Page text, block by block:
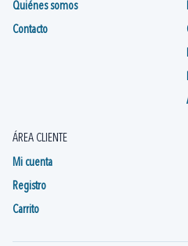
Quiénes somos
Contacto
ÁREA CLIENTE
Mi cuenta
Registro
Carrito